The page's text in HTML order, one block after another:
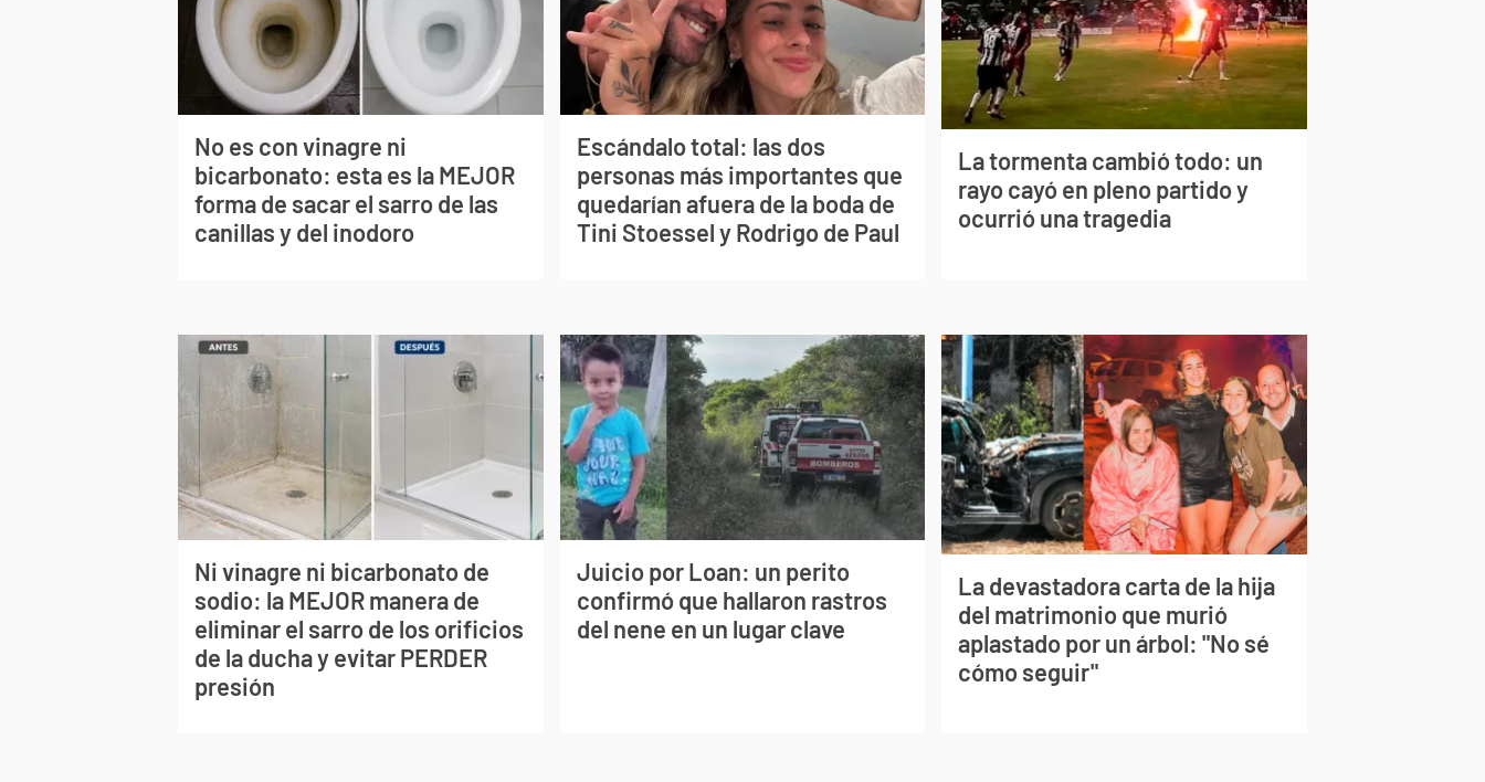
No es con vinagre ni
bicarbonato: esta es la MEJOR
forma de sacar el sarro de las
canillas y del inodoro
Escándalo total: las dos
personas más importantes que
quedarían afuera de la boda de
Tini Stoessel y Rodrigo de Paul
La tormenta cambió todo: un
rayo cayó en pleno partido y
ocurrió una tragedia
Ni vinagre ni bicarbonato de
sodio: la MEJOR manera de
eliminar el sarro de los orificios
de la ducha y evitar PERDER
presión
Juicio por Loan: un perito
confirmó que hallaron rastros
del nene en un lugar clave
La devastadora carta de la hija
del matrimonio que murió
aplastado por un árbol: "No sé
cómo seguir"